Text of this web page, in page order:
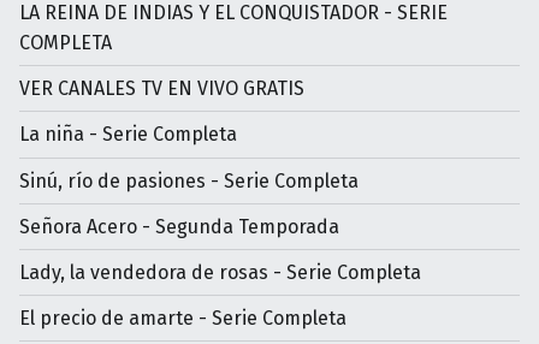
LA REINA DE INDIAS Y EL CONQUISTADOR - SERIE
COMPLETA
VER CANALES TV EN VIVO GRATIS
La niña - Serie Completa
Sinú, río de pasiones - Serie Completa
Señora Acero - Segunda Temporada
Lady, la vendedora de rosas - Serie Completa
El precio de amarte - Serie Completa